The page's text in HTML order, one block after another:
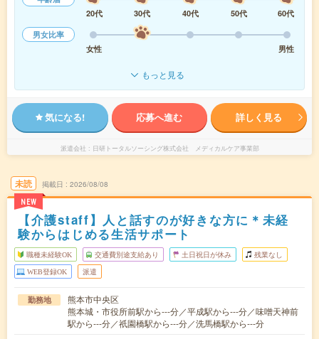
20代
30代 40代 50代
60代
男女比率
女性
男性
もっと見る
気になる! 応募へ進む 詳しく見る
派遣会社 日研トータルソーシング株式会社 メディカルケア事業部
未読
NEW
掲載日 2026/08/08
【介護staff】人と話すのが好きな方に＊未経
験からはじめる生活サポート
職種未経験OK 交通費別途支給あり 土日祝日が休み 残業なし
WEB登録OK 派遣
勤務地
熊本市中央区
熊本城・市役所前駅から---分／平成駅から---分／味噌天神前
駅から---分／祇園橋駅から---分／洗馬橋駅から---分